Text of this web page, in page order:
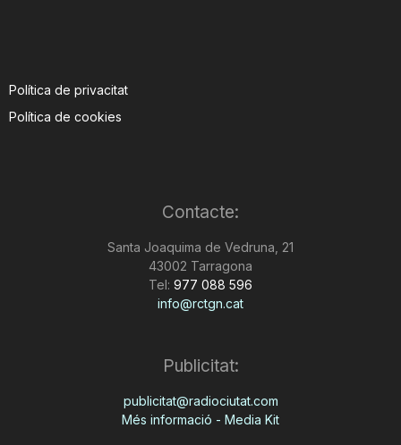
Política de privacitat
Política de cookies
Contacte:
Santa Joaquima de Vedruna, 21
43002 Tarragona
Tel: 977 088 596
info@rctgn.cat
Publicitat:
publicitat@radiociutat.com
Més informació - Media Kit